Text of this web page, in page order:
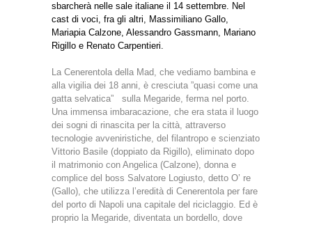
sbarcherà nelle sale italiane il 14 settembre. Nel
cast di voci, fra gli altri, Massimiliano Gallo,
Mariapia Calzone, Alessandro Gassmann, Mariano
Rigillo e Renato Carpentieri.
La Cenerentola della Mad, che vediamo bambina e
alla vigilia dei 18 anni, è cresciuta ”quasi come una
gatta selvatica” sulla Megaride, ferma nel porto.
Una immensa imbaracazione, che era stata il luogo
dei sogni di rinascita per la città, attraverso
tecnologie avveniristiche, del filantropo e scienziato
Vittorio Basile (doppiato da Rigillo), eliminato dopo
il matrimonio con Angelica (Calzone), donna e
complice del boss Salvatore Logiusto, detto O’ re
(Gallo), che utilizza l’eredità di Cenerentola per fare
del porto di Napoli una capitale del riciclaggio. Ed è
proprio la Megaride, diventata un bordello, dove